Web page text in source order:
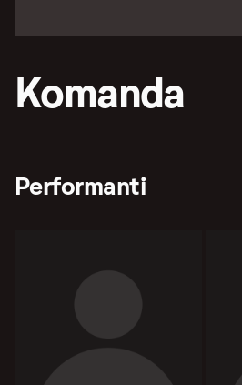
Komanda
Performanti